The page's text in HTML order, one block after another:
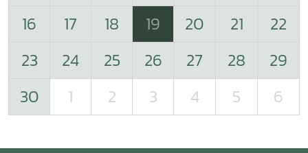
16
17 18 19 20 21
22
23
24 25 26 27 28
29
30
1 2 3 4 5 6